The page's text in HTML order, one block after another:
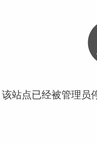
站点已经被管理员